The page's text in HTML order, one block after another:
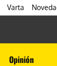
Varta
Opinión